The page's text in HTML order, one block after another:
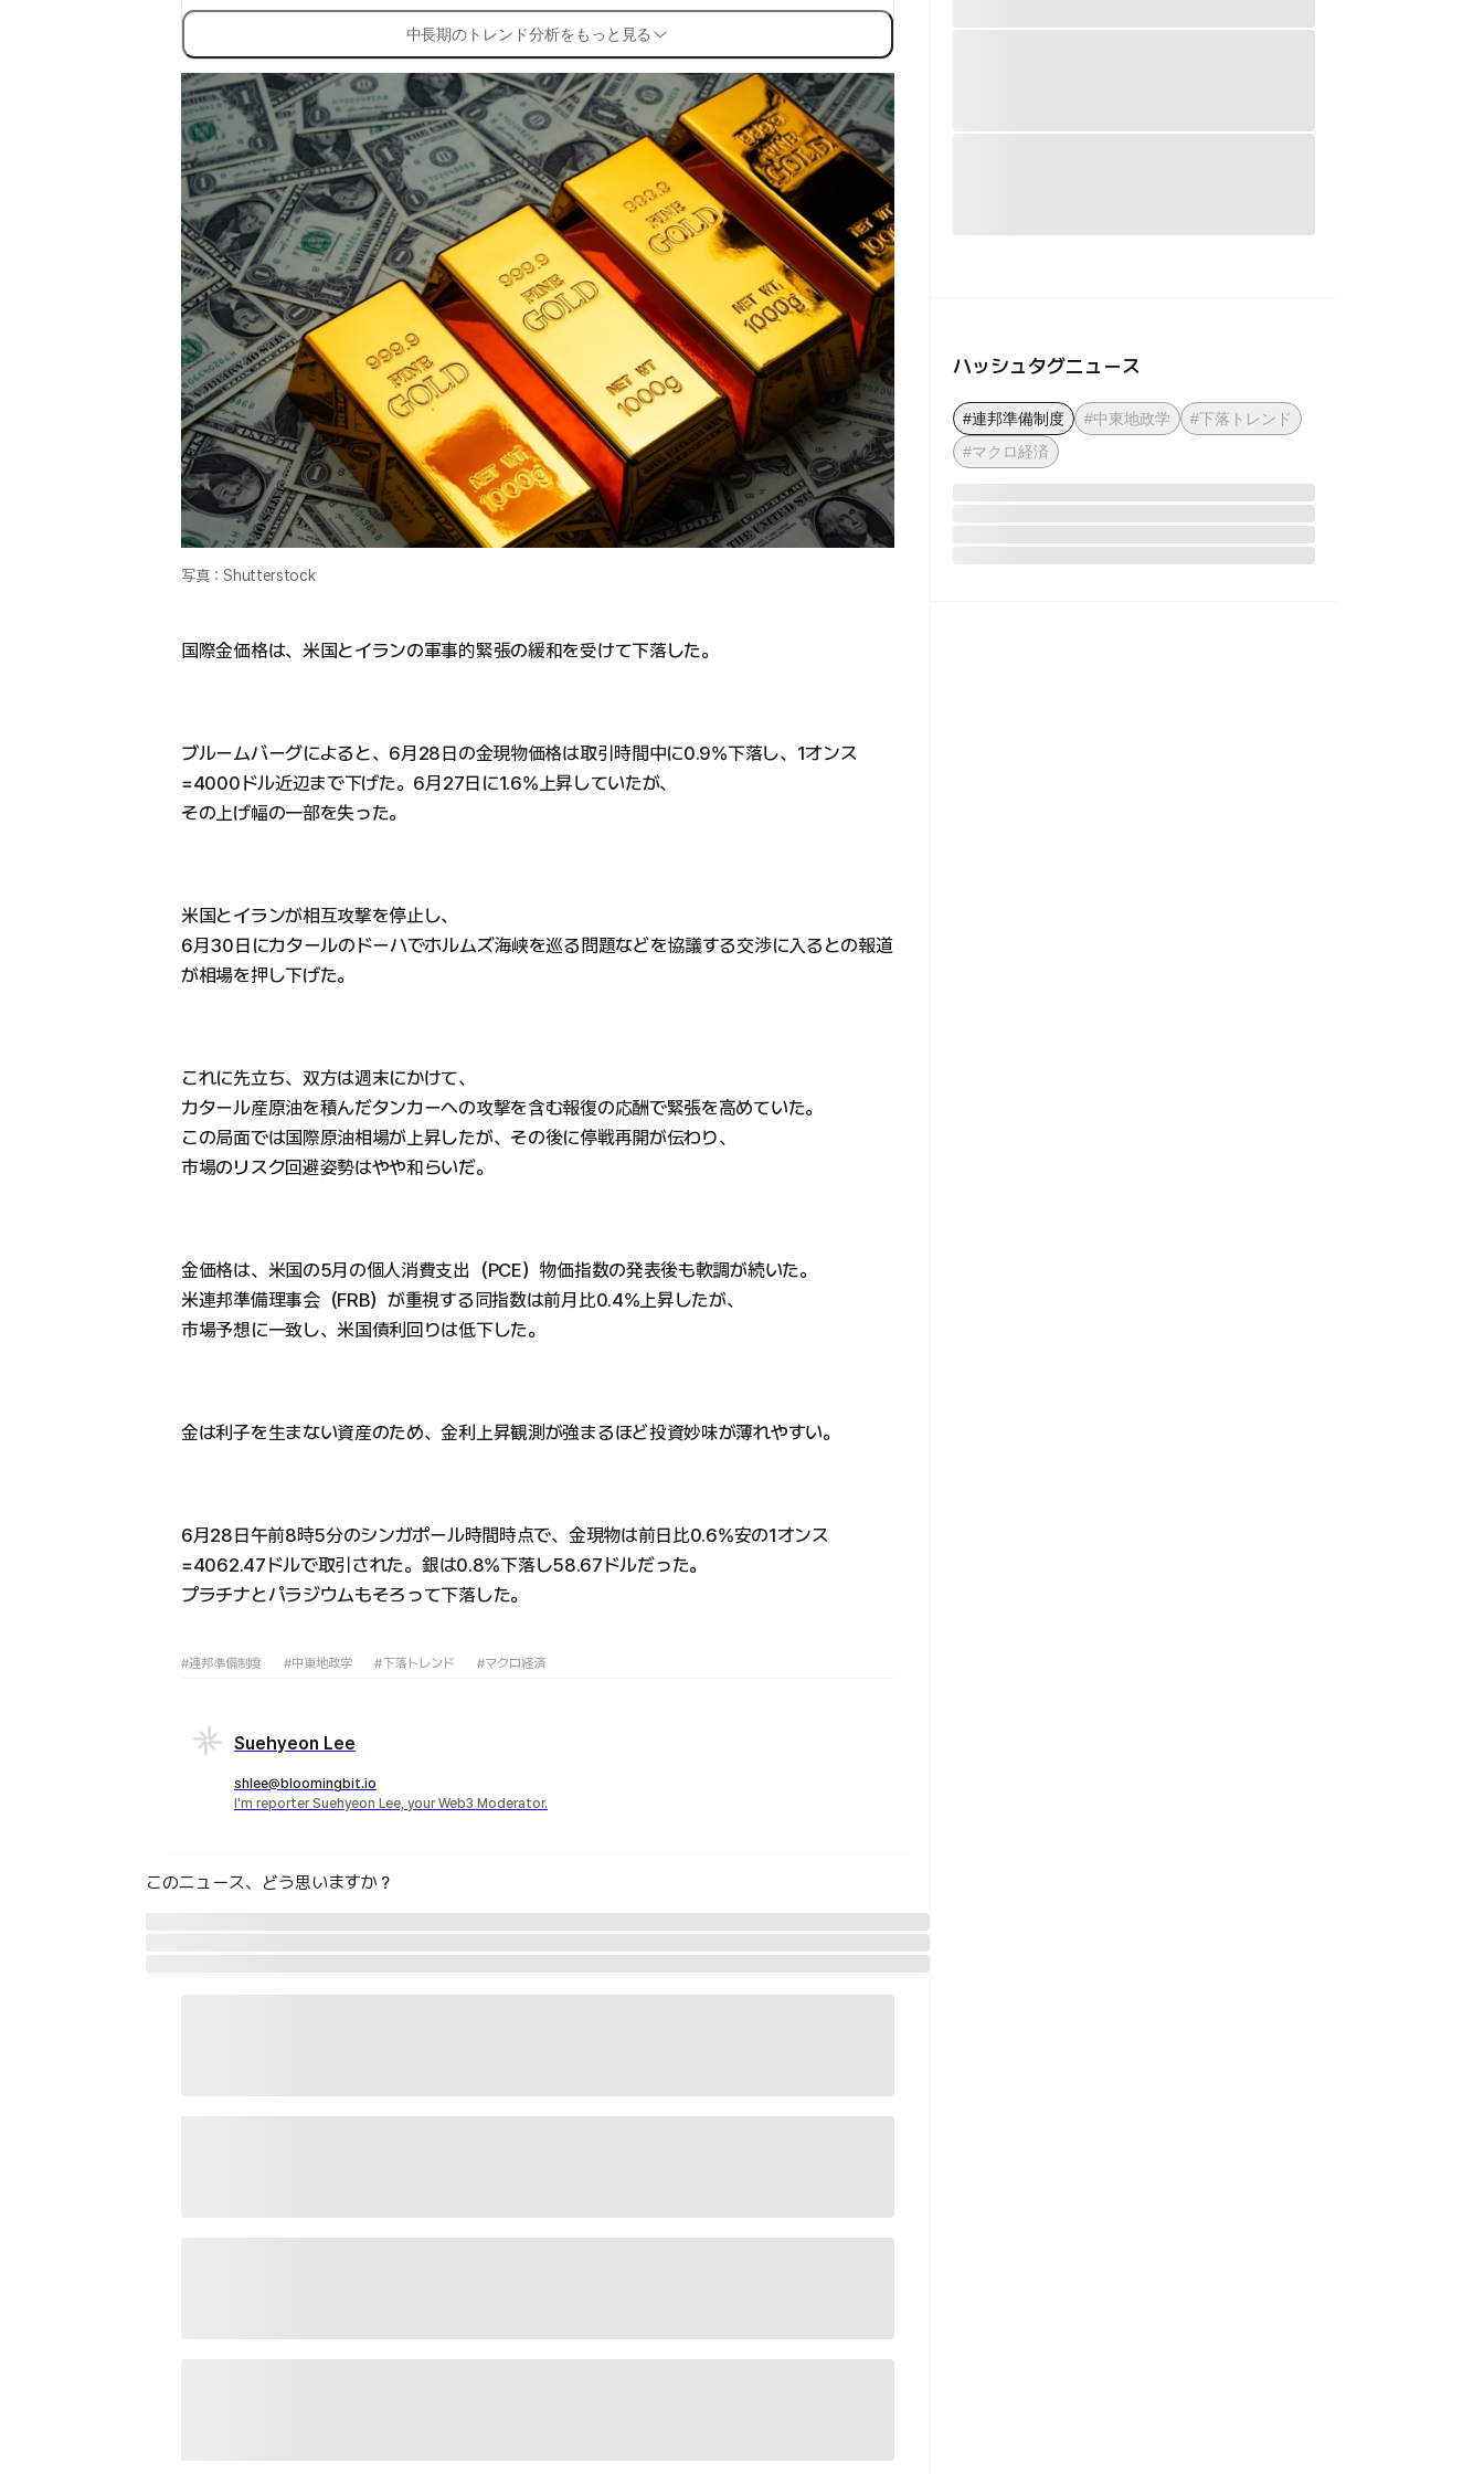
中長期のトレンド分析をもっと見る
写真：Shutterstock
国際金価格は、米国とイランの軍事的緊張の緩和を受けて下落した。
ブルームバーグによると、6月28日の金現物価格は取引時間中に0.9%下落し、1オンス
=4000ドル近辺まで下げた。6月27日に1.6%上昇していたが、
その上げ幅の一部を失った。
米国とイランが相互攻撃を停止し、
6月30日にカタールのドーハでホルムズ海峡を巡る問題などを協議する交渉に入るとの報道
が相場を押し下げた。
これに先立ち、双方は週末にかけて、
カタール産原油を積んだタンカーへの攻撃を含む報復の応酬で緊張を高めていた。
この局面では国際原油相場が上昇したが、その後に停戦再開が伝わり、
市場のリスク回避姿勢はやや和らいだ。
金価格は、米国の5月の個人消費支出（PCE）物価指数の発表後も軟調が続いた。
米連邦準備理事会（FRB）が重視する同指数は前月比0.4%上昇したが、
市場予想に一致し、米国債利回りは低下した。
金は利子を生まない資産のため、金利上昇観測が強まるほど投資妙味が薄れやすい。
6月28日午前8時5分のシンガポール時間時点で、金現物は前日比0.6%安の1オンス
=4062.47ドルで取引された。銀は0.8%下落し58.67ドルだった。
プラチナとパラジウムもそろって下落した。
#連邦準備制度 #中東地政学 #下落トレンド #マクロ経済
Suehyeon Lee
shlee@bloomingbit.io
I'm reporter Suehyeon Lee, your Web3 Moderator.
このニュース、どう思いますか？
ハッシュタグニュース
#連邦準備制度 #中東地政学
#下落トレンド
#マクロ経済